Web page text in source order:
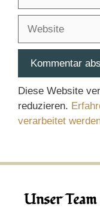
Adresse
Diese Website
reduzieren.
verarbeitet
Unser Team